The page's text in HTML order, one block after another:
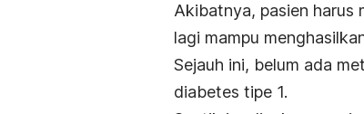
Akibatnya, pasien harus
lagi mampu
Sejauh ini, belum ada
diabetes tipe 1.